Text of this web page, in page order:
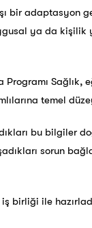
bir adaptasyon
ya da
Programı
temel
bu bilgiler
sorun
birliği ile